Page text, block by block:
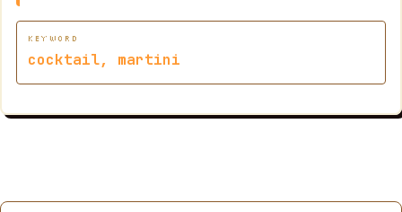
KEYWORD
cocktail, martini